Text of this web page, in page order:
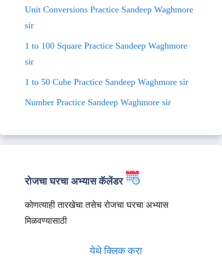
Unit Conversions Practice Sandeep Waghmore
sir
1 to 100 Square Practice Sandeep Waghmore
sir
1 to 50 Cube Practice Sandeep Waghmore sir
Number Practice Sandeep Waghmore sir
रोजचा घरचा अभ्यास कॅलेंडर
कोणत्याही तारखेचा तसेच रोजचा घरचा अभ्यास
मिळवण्यासाठी
येथे क्लिक करा